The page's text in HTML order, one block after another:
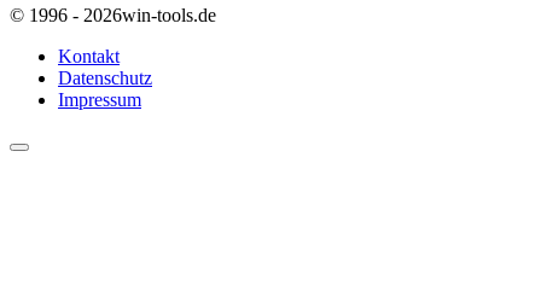
© 1996 - 2026win-tools.de
Kontakt
Datenschutz
Impressum